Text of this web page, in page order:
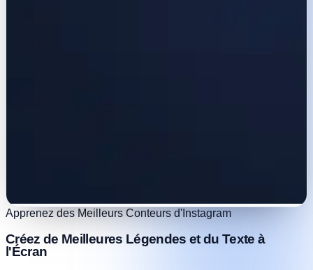
Apprenez des Meilleurs Conteurs d'Instagram
Créez de Meilleures Légendes et du Texte à
l'Écran